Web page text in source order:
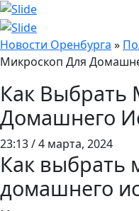
Новости Оренбурга »
Микроскоп Для
Как Выбрать
Домашнего
23:13 / 4 марта, 2024
Как выбрать
домашнего